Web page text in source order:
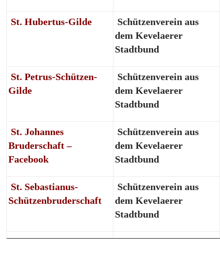
St. Hubertus-Gilde
Schützenverein aus
dem Kevelaerer
Stadtbund
St. Petrus-Schützen-
Gilde
Schützenverein aus
dem Kevelaerer
Stadtbund
St. Johannes
Bruderschaft –
Facebook
Schützenverein aus
dem Kevelaerer
Stadtbund
St. Sebastianus-
Schützenbruderschaft
Schützenverein aus
dem Kevelaerer
Stadtbund